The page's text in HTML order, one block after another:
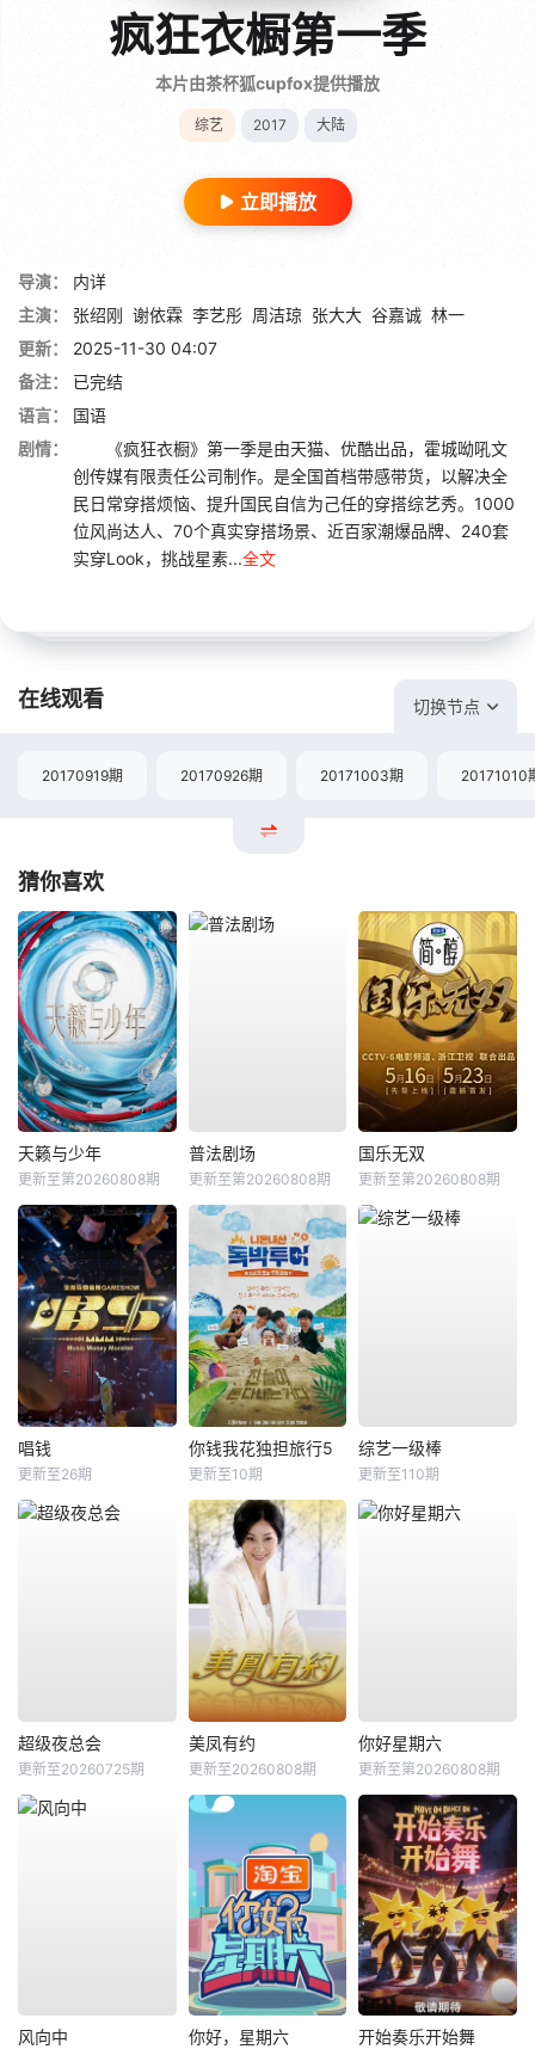
疯狂衣橱第一季
本片由茶杯狐cupfox提供播放
综艺 2017 大陆
立即播放
导演：
内详
主演：
张绍刚 谢依霖 李艺彤 周洁琼 张大大 谷嘉诚 林一
更新：
2025-11-30 04:07
备注：
已完结
语言：
国语
剧情：
《疯狂衣橱》第一季是由天猫、优酷出品，霍城呦吼文
创传媒有限责任公司制作。是全国首档带感带货，以解决全
民日常穿搭烦恼、提升国民自信为己任的穿搭综艺秀。1000
位风尚达人、70个真实穿搭场景、近百家潮爆品牌、240套
实穿Look，挑战星素...全文
在线观看 切换节点
20170919期 20170926期 20171003期 20171010
猜你喜欢
天籁与少年
更新至第20260808期
普法剧场
更新至第20260808期
国乐无双
更新至第20260808期
唱钱
更新至26期
你钱我花独担旅行5
更新至10期
综艺一级棒
更新至110期
超级夜总会
更新至20260725期
美凤有约
更新至20260808期
你好星期六
更新至第20260808期
风向中 你好，星期六 开始奏乐开始舞